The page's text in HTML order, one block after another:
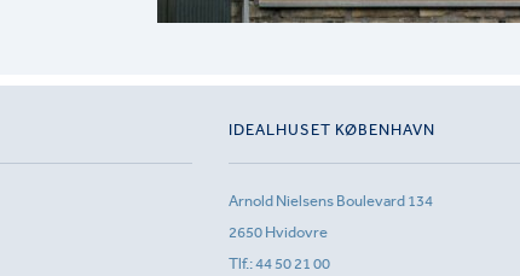
IDEALHUSET KØBENHAVN
Arnold Nielsens Boulevard 134
2650 Hvidovre
Tlf.:44 50 21 00